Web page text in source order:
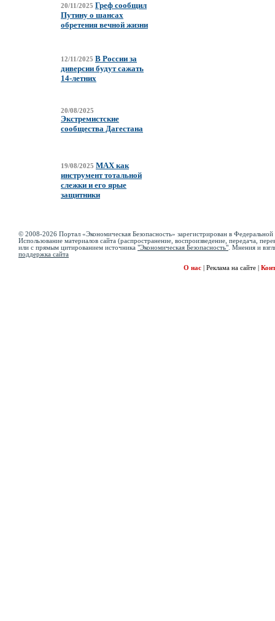
20/11/2025 Греф сообщил
Путину о шансах
обретения вечной жизни
12/11/2025 В России за
диверсии будут сажать
14-летних
20/08/2025
Экстремистские
сообщества Дагестана
19/08/2025 MAX как
инструмент тотальной
слежки и его ярые
защитники
© 2008-2026 Портал «Экономическая Безопасность» зарегистрирован в
Использование материалов сайта (распространение, воспроизведение, передача,
или с прямым цитированием источника "Экономическая Безопасность" . Мнения и
поддержка сайта
О нас
Реклама на сайте